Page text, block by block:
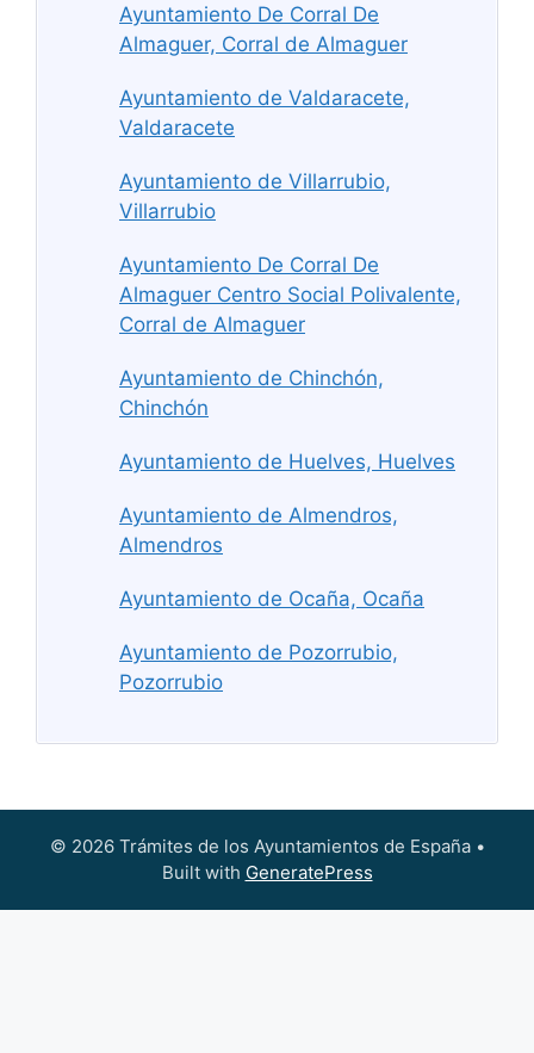
Ayuntamiento De Corral De
Almaguer, Corral de Almaguer
Ayuntamiento de Valdaracete,
Valdaracete
Ayuntamiento de Villarrubio,
Villarrubio
Ayuntamiento De Corral De
Almaguer Centro Social Polivalente,
Corral de Almaguer
Ayuntamiento de Chinchón,
Chinchón
Ayuntamiento de Huelves, Huelves
Ayuntamiento de Almendros,
Almendros
Ayuntamiento de Ocaña, Ocaña
Ayuntamiento de Pozorrubio,
Pozorrubio
© 2026 Trámites de los Ayuntamientos de España•
Built with GeneratePress